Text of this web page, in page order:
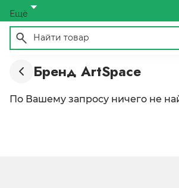
Ещё
Бренд ArtSpace
По Вашему запросу ничего не